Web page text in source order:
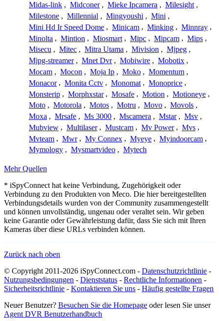
Midas-link , Midconer , Mieke Ipcamera , Milesight ,
Milestone , Millennial , Mingyoushi , Mini ,
Mini Hd Ir Speed Dome , Minicam , Minking , Minnray ,
Minolta , Mintion , Miosmart , Mipc , Mipcam , Mips ,
Misecu , Mitec , Mitra Utama , Mivision , Mjpeg ,
Mjpg-streamer , Mnet Dvr , Mobiwire , Mobotix ,
Mocam , Mocon , Moja Ip , Moko , Momentum ,
Monacor , Monita Cctv , Monomat , Monoprice ,
Monsterip , Morphxstar , Mosafe , Motion , Motioneye ,
Moto , Motorola , Motos , Motru , Movo , Movols ,
Moxa , Mrsafe , Ms 3000 , Mscamera , Mstar , Msv ,
Mubview , Multilaser , Mustcam , Mv Power , Mvs ,
Mvteam , Mwr , My Connex , Myeye , Myindoorcam ,
Mymology , Mysmartvideo , Mytech
Mehr Quellen
* iSpyConnect hat keine Verbindung, Zugehörigkeit oder
Verbindung zu den Produkten von Meco. Die hier bereitgestellten
Verbindungsdetails wurden von der Community zusammengestellt
und können unvollständig, ungenau oder veraltet sein. Wir geben
keine Garantie oder Gewährleistung dafür, dass Sie sich mit Ihren
Kameras über diese URLs verbinden können.
Zurück nach oben
© Copyright 2011-2026 iSpyConnect.com - Datenschutzrichtlinie -
Nutzungsbedingungen - Dienststatus - Rechtliche Informationen -
Sicherheitsrichtlinie - Kontaktieren Sie uns - Häufig gestellte Fragen
Neuer Benutzer? Besuchen Sie die Homepage oder lesen Sie unser
Agent DVR Benutzerhandbuch